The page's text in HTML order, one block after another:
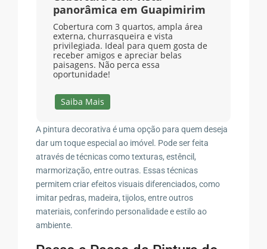
panorâmica em Guapimirim
Cobertura com 3 quartos, ampla área
externa, churrasqueira e vista
privilegiada. Ideal para quem gosta de
receber amigos e apreciar belas
paisagens. Não perca essa
oportunidade!
Saiba Mais
A pintura decorativa é uma opção para quem deseja
dar um toque especial ao imóvel. Pode ser feita
através de técnicas como texturas, estêncil,
marmorização, entre outras. Essas técnicas
permitem criar efeitos visuais diferenciados, como
imitar pedras, madeira, tijolos, entre outros
materiais, conferindo personalidade e estilo ao
ambiente.